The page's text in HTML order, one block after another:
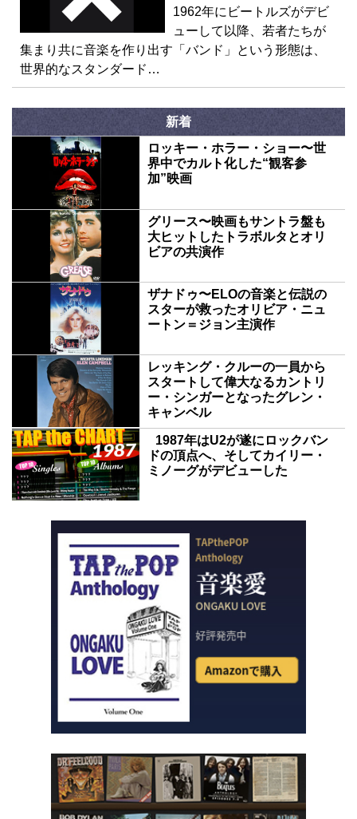
1962年にビートルズがデビ
ューして以降、若者たちが
集まり共に音楽を作り出す「バンド」という形態は、
世界的なスタンダード…
新着
ロッキー・ホラー・ショー〜世
界中でカルト化した“観客参
加”映画
グリース〜映画もサントラ盤も
大ヒットしたトラボルタとオリ
ビアの共演作
ザナドゥ〜ELOの音楽と伝説の
スターが救ったオリビア・ニュ
ートン＝ジョン主演作
レッキング・クルーの一員から
スタートして偉大なるカントリ
ー・シンガーとなったグレン・
キャンベル
1987年はU2が遂にロックバン
ドの頂点へ、そしてカイリー・
ミノーグがデビューした